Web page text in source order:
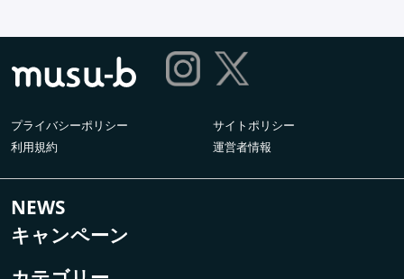
プライバシーポリシー
サイトポリシー
利用規約
運営者情報
NEWS
キャンペーン